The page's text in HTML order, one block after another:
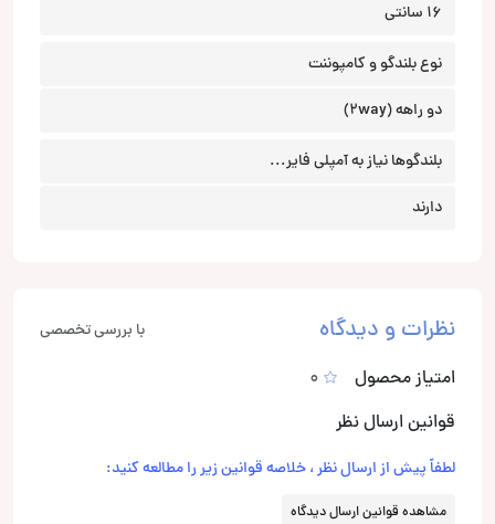
16 سانتی
نوع بلندگو و کامپوننت
دو راهه (2way)
بلندگوها نیاز به آمپلی فایر...
دارند
نظرات و دیدگاه با بررسی تخصصی
امتیاز محصول
0
قوانین ارسال نظر
لطفاً پیش از ارسال نظر ، خلاصه قوانین زیر را مطالعه کنید:
مشاهده قوانین ارسال دیدگاه